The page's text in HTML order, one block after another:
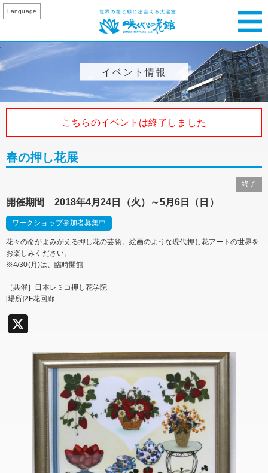
Language
イベント情報
こちらのイベントは終了しました
春の押し花展
終了
開催期間 2018年4月24日（火）～5月6日（日）
ワークショップ参加者募集中
花々の命がよみがえる押し花の芸術。絵画のような現代押し花アートの世界を
お楽しみください。
※4/30(月)は、臨時開館
［共催］日本レミコ押し花学院
[場所]2F花回廊